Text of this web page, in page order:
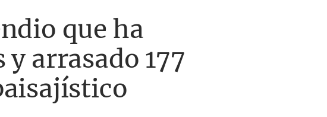
que ha
arrasado 177